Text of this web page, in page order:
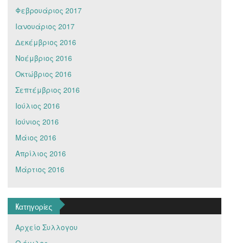
Φεβρουάριος 2017
Ιανουάριος 2017
Δεκέμβριος 2016
Νοέμβριος 2016
Οκτώβριος 2016
Σεπτέμβριος 2016
Ιούλιος 2016
Ιούνιος 2016
Μάιος 2016
Απρίλιος 2016
Μάρτιος 2016
Kατηγορίες
Αρχείο Συλλογου